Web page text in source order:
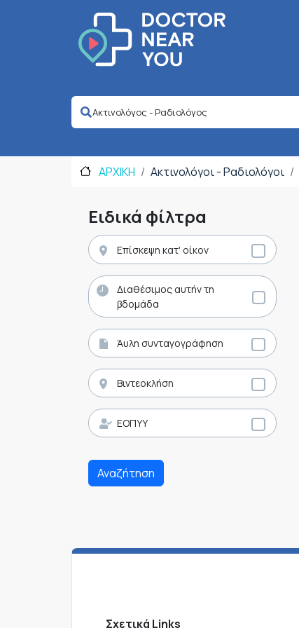
ΑΡΧΙΚΗ Ακτινολόγοι - Ραδιολόγοι
Ειδικά φίλτρα
Επίσκεψη κατ' οίκον
Διαθέσιμος αυτήν τη
βδομάδα
Άυλη συνταγογράφηση
Βιντεοκλήση
ΕΟΠΥΥ
Αναζήτηση
Σχετικά Links